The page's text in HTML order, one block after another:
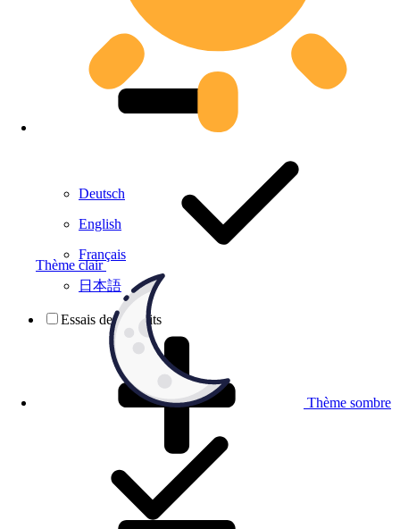
Thème clair
Thème sombre
Deutsch
English
Français
日本語
Essais de produits